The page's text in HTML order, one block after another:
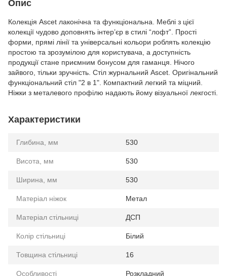
Опис
Колекція Ascet лаконічна та функціональна. Меблі з цієї
колекції чудово доповнять інтер’єр в стилі “лофт”. Прості
форми, прямі лінії та універсальні кольори роблять колекцію
простою та зрозумілою для користувача, а доступність
продукції стане приємним бонусом для гаманця. Нічого
зайвого, тільки зручність. Стіл журнальний Ascet. Оригінальний
функціональний стіл "2 в 1". Компактний легкий та міцний.
Ніжки з металевого профілю надають йому візуальної лекгості.
Характеристики
Глибина, мм 530
Висота, мм 530
Ширина, мм 530
Матеріал ніжок Метал
Матеріал стільниці ДСП
Колір стільниці Білий
Товщина стільниці 16
Особливості Розкладний